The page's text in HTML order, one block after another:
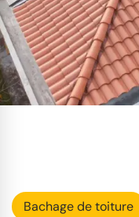
Bachage de toiture